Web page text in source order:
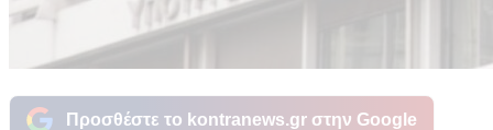
Προσθέστε το kontranews.gr στην Google